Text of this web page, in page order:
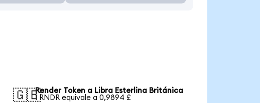
🇬🇧Render Token a Libra Esterlina Británica
1 RNDR equivale a 0,9894 £